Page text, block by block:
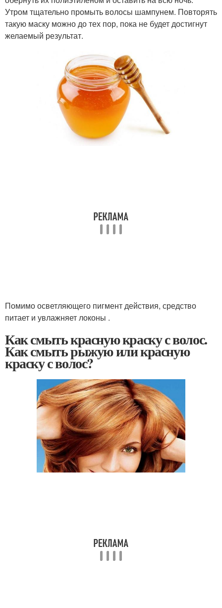
Утром тщательно промыть волосы шампунем. Повторять
такую маску можно до тех пор, пока не будет достигнут
желаемый результат.
Помимо осветляющего пигмент действия, средство
питает и увлажняет локоны .
Как смыть красную краску с волос.
Как смыть рыжую или красную
краску с волос?